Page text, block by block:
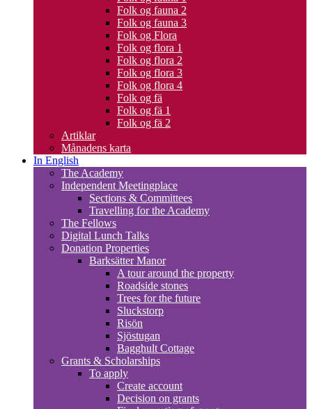
Folk og fauna 2
Folk og fauna 3
Folk og Flora
Folk og flora 1
Folk og flora 2
Folk og flora 3
Folk og flora 4
Folk og fä
Folk og fä 1
Folk og fä 2
Artiklar
Månadens karta
In English
The Academy
Independent Meetingplace
Sections & Committees
Travelling for the Academy
The Fellows
Digital Lunch Talks
Donation Properties
Barksätter Manor
A tour around the property
Roadside stones
Trees for the future
Sluckstorp
Risön
Sjöstugan
Bagghult Cottage
Grants & Scholarships
To apply
Create account
Decision on grants